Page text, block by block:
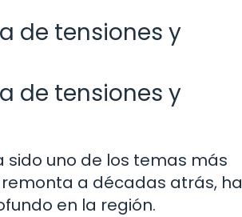
de tensiones y
de tensiones y
sido uno de los temas más
a décadas atrás, ha
en la región.